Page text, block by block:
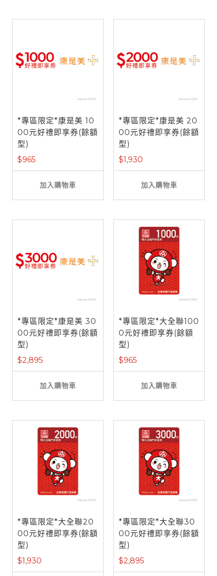
*專區限定*康是美 10
00元好禮即享券(餘額
型)
$965
加入購物車
*專區限定*康是美 20
00元好禮即享券(餘額
型)
$1,930
加入購物車
*專區限定*康是美 30
00元好禮即享券(餘額
型)
$2,895
加入購物車
*專區限定*大全聯100
0元好禮即享券(餘額
型)
$965
加入購物車
*專區限定*大全聯20
00元好禮即享券(餘額
型)
$1,930
*專區限定*大全聯30
00元好禮即享券(餘額
型)
$2,895